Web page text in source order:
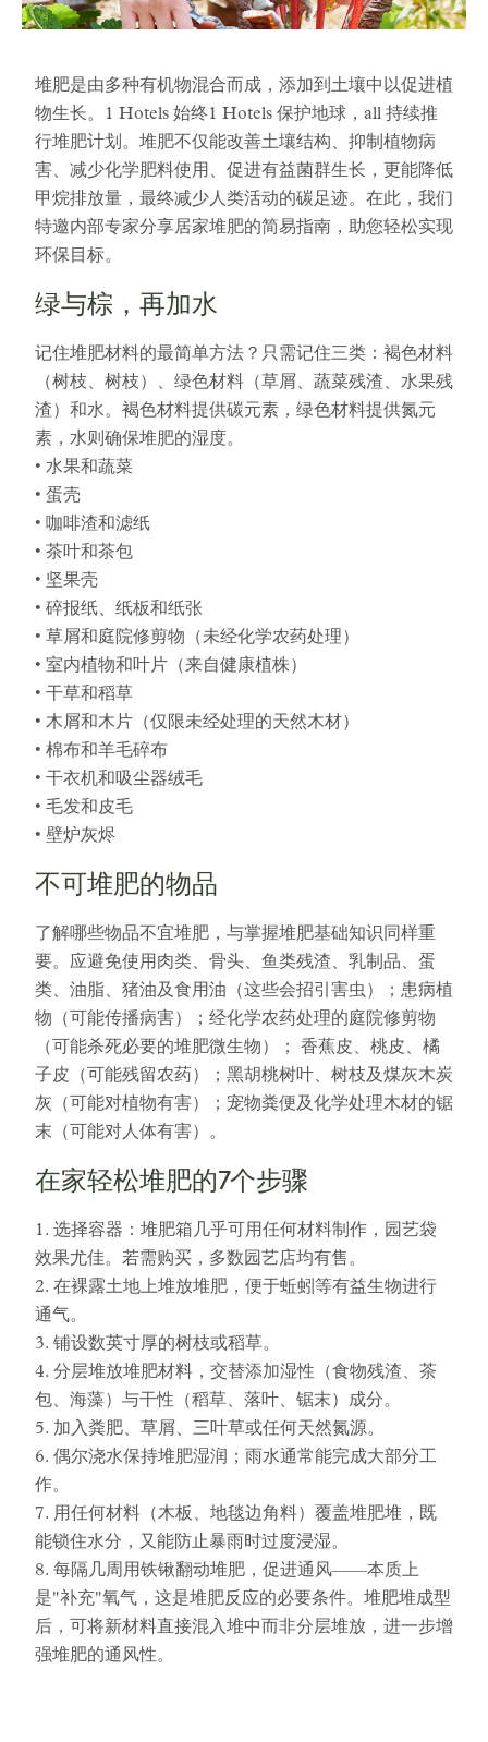
堆肥是由多种有机物混合而成，添加到土壤中以促进植
物生长。1 Hotels 始终1 Hotels 保护地球，all 持续推
行堆肥计划。堆肥不仅能改善土壤结构、抑制植物病
害、减少化学肥料使用、促进有益菌群生长，更能降低
甲烷排放量，最终减少人类活动的碳足迹。在此，我们
特邀内部专家分享居家堆肥的简易指南，助您轻松实现
环保目标。
绿与棕，再加水
记住堆肥材料的最简单方法？只需记住三类：褐色材料
（树枝、树枝）、绿色材料（草屑、蔬菜残渣、水果残
渣）和水。褐色材料提供碳元素，绿色材料提供氮元
素，水则确保堆肥的湿度。
• 水果和蔬菜
• 蛋壳
• 咖啡渣和滤纸
• 茶叶和茶包
• 坚果壳
• 碎报纸、纸板和纸张
• 草屑和庭院修剪物（未经化学农药处理）
• 室内植物和叶片（来自健康植株）
• 干草和稻草
• 木屑和木片（仅限未经处理的天然木材）
• 棉布和羊毛碎布
• 干衣机和吸尘器绒毛
• 毛发和皮毛
• 壁炉灰烬
不可堆肥的物品
了解哪些物品不宜堆肥，与掌握堆肥基础知识同样重
要。应避免使用肉类、骨头、鱼类残渣、乳制品、蛋
类、油脂、猪油及食用油（这些会招引害虫）；患病植
物（可能传播病害）；经化学农药处理的庭院修剪物
（可能杀死必要的堆肥微生物）； 香蕉皮、桃皮、橘
子皮（可能残留农药）；黑胡桃树叶、树枝及煤灰木炭
灰（可能对植物有害）；宠物粪便及化学处理木材的锯
末（可能对人体有害）。
在家轻松堆肥的7个步骤
1. 选择容器：堆肥箱几乎可用任何材料制作，园艺袋
效果尤佳。若需购买，多数园艺店均有售。
2. 在裸露土地上堆放堆肥，便于蚯蚓等有益生物进行
通气。
3. 铺设数英寸厚的树枝或稻草。
4. 分层堆放堆肥材料，交替添加湿性（食物残渣、茶
包、海藻）与干性（稻草、落叶、锯末）成分。
5. 加入粪肥、草屑、三叶草或任何天然氮源。
6. 偶尔浇水保持堆肥湿润；雨水通常能完成大部分工
作。
7. 用任何材料（木板、地毯边角料）覆盖堆肥堆，既
能锁住水分，又能防止暴雨时过度浸湿。
8. 每隔几周用铁锹翻动堆肥，促进通风——本质上
是"补充"氧气，这是堆肥反应的必要条件。堆肥堆成型
后，可将新材料直接混入堆中而非分层堆放，进一步增
强堆肥的通风性。